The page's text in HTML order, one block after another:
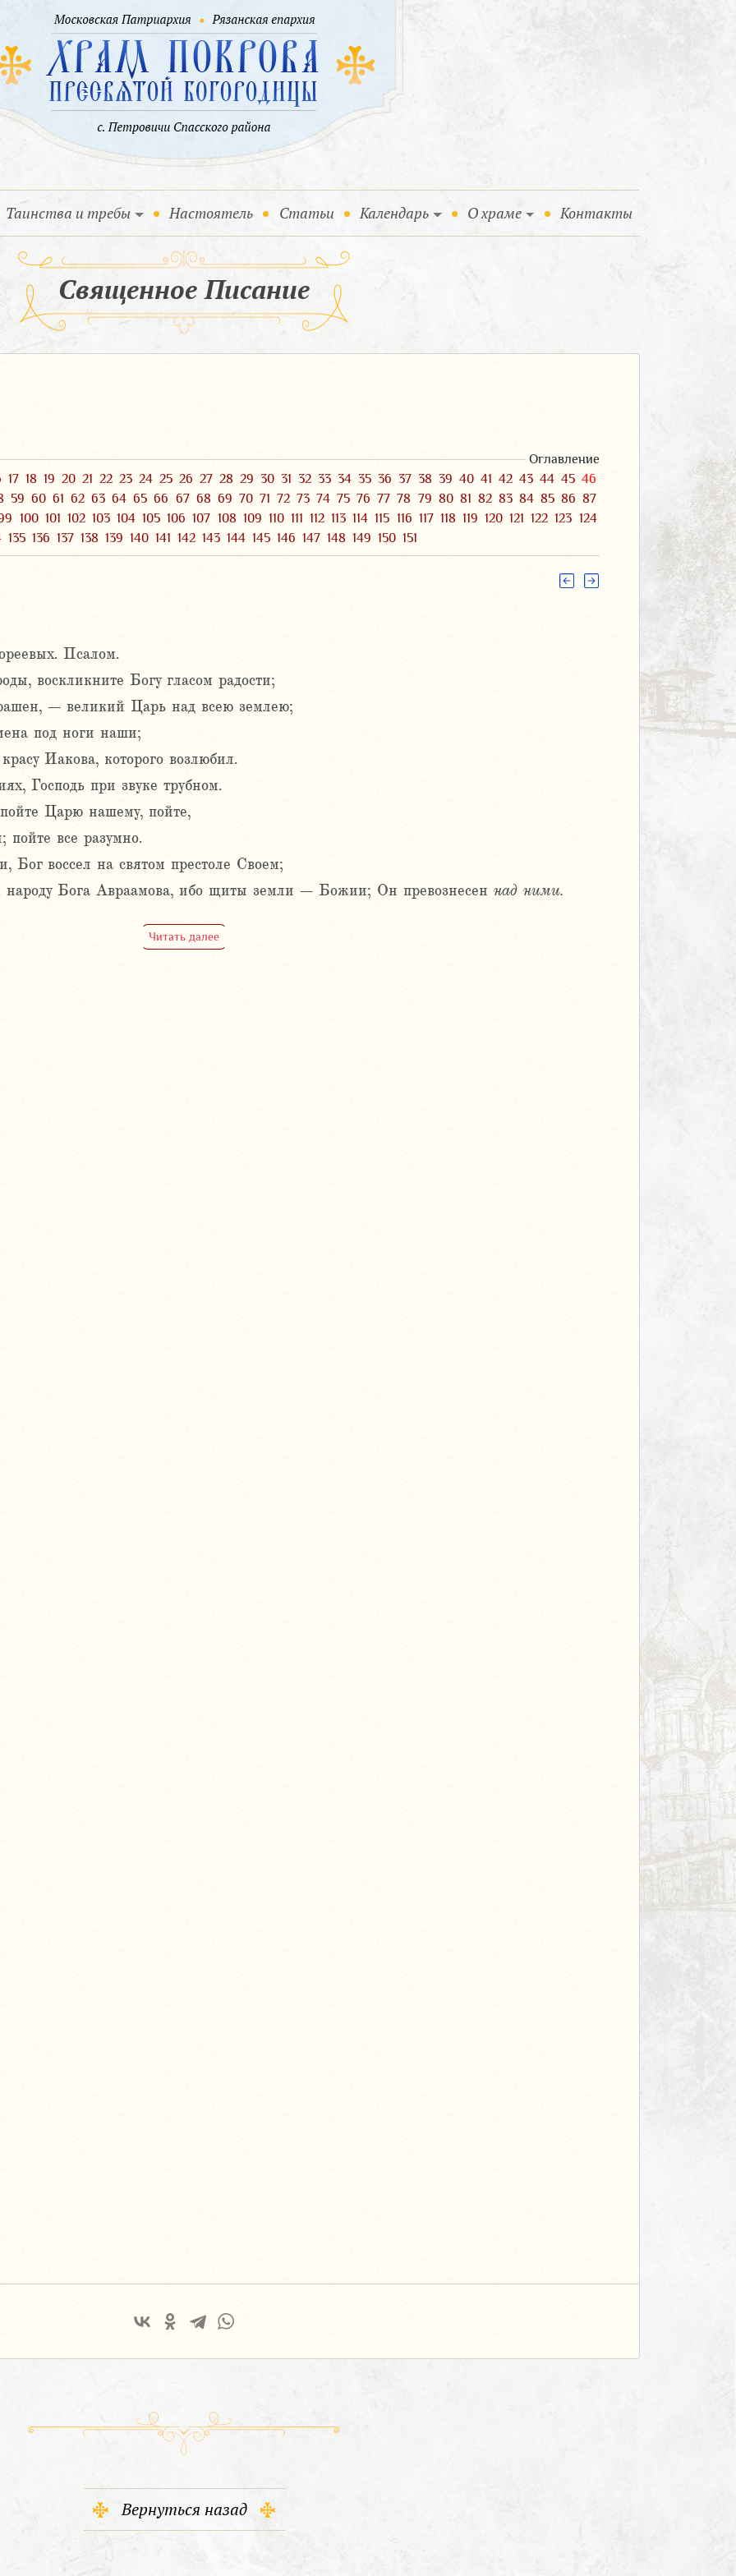
Таинства и требы Настоятель Статьи Календарь О храме Контакты
Священное Писание
Оглавление
17 18 19 20 21 22 23 24 25 26 27 28 29 30 31 32 33 34 35 36 37 38 39 40 41 42 43 44 45 46
59 60 61 62 63 64 65 66 67 68 69 70 71 72 73 74 75 76 77 78 79 80 81 82 83 84 85 86 87
100 101 102 103 104 105 106 107 108 109 110 111 112 113 114 115 116 117 118 119 120 121 122 123 124
135 136 137 138 139 140 141 142 143 144 145 146 147 148 149 150 151
Псалом.
воскликните Богу гласом радости;
– великий Царь над всею землею;
под ноги наши;
Иакова, которого возлюбил.
Господь при звуке трубном.
Царю нашему, пойте,
все разумно.
Бог воссел на святом престоле Своем;
народу Бога Авраамова, ибо щиты земли – Божии; Он превознесен над ними.
Читать далее
Вернуться назад